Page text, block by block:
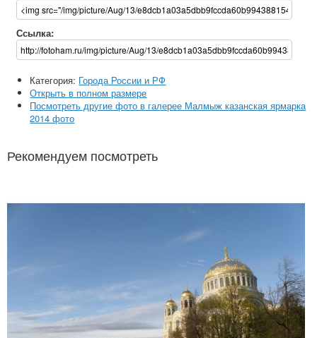
Ссылка:
Категория: Города России и РФ
Открыть в полном размере
Посмотреть другие фото в галерее Малмыж казанская ярмарка
2014 фото
Рекомендуем посмотреть